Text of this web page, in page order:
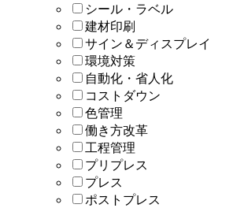
シール・ラベル
建材印刷
サイン＆ディスプレイ
環境対策
自動化・省人化
コストダウン
色管理
働き方改革
工程管理
プリプレス
プレス
ポストプレス